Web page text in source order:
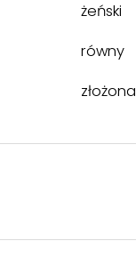
żeński
równy
złożona